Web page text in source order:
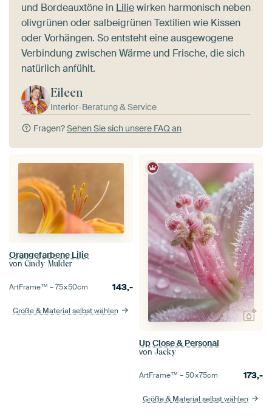
und Bordeauxtöne in Liliewirken harmonisch neben
olivgrünen oder salbeigrünen Textilien wie Kissen
oder Vorhängen. So entsteht eine ausgewogene
Verbindung zwischen Wärme und Frische, die sich
natürlich anfühlt.
Eileen
Interior-Beratung & Service
Fragen?Sehen Sie sich unsere FAQ an
Orangefarbene Lilie
von Cindy Mulder
ArtFrame™ –75×50cm 143,-
Größe & Material selbst wählen
Up Close & Personal
von Jacky
ArtFrame™ –50×75cm 173,-
Größe & Material selbst wählen